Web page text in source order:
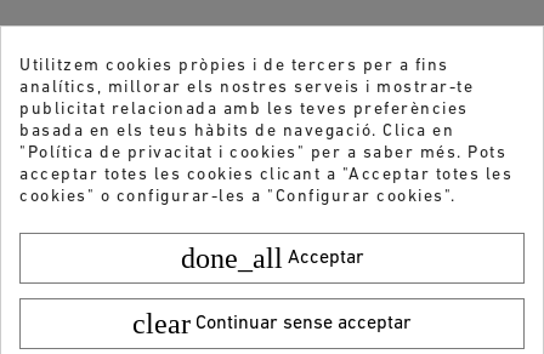
Utilitzem cookies pròpies i de tercers per a fins
analítics, millorar els nostres serveis i mostrar-te
publicitat relacionada amb les teves preferències
basada en els teus hàbits de navegació. Clica en
"Política de privacitat i cookies" per a saber més. Pots
acceptar totes les cookies clicant a "Acceptar totes les
cookies" o configurar-les a "Configurar cookies".
done_all Acceptar
clear Continuar sense acceptar